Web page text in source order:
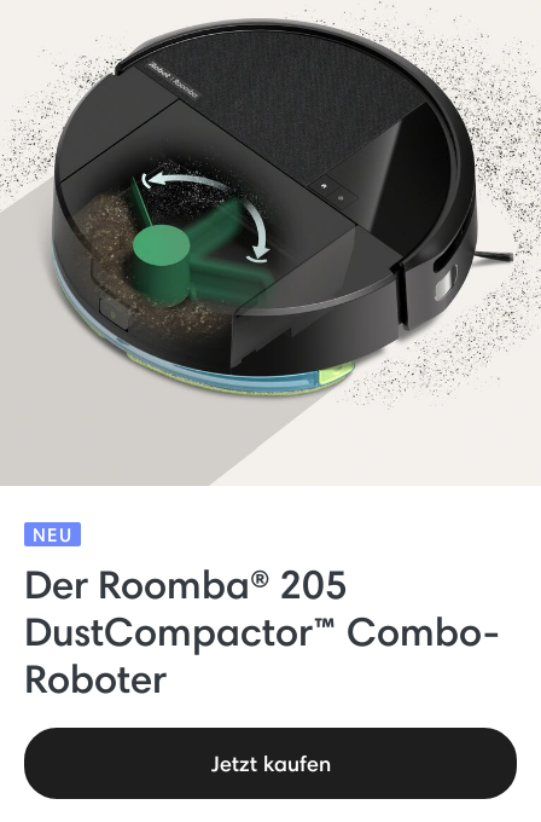
NEU
Der Roomba® 205
DustCompactor™ Combo-
Roboter
Jetzt kaufen